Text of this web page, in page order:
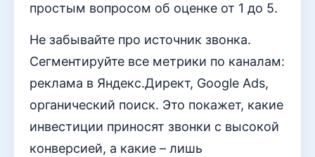
простым вопросом об оценке от 1 до 5.
Не забывайте про источник звонка.
Сегментируйте все метрики по каналам:
реклама в Яндекс.Директ, Google Ads,
органический поиск. Это покажет, какие
инвестиции приносят звонки с высокой
конверсией, а какие – лишь